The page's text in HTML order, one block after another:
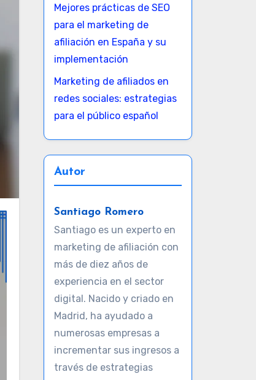
Mejores prácticas de SEO
para el marketing de
afiliación en España y su
implementación
Marketing de afiliados en
redes sociales: estrategias
para el público español
Autor
Santiago Romero
Santiago es un experto en
marketing de afiliación con
más de diez años de
experiencia en el sector
digital. Nacido y criado en
Madrid, ha ayudado a
numerosas empresas a
incrementar sus ingresos a
través de estrategias